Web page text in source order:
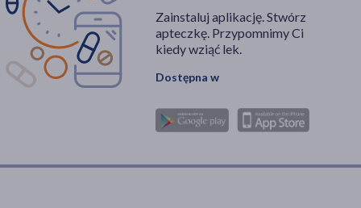
Zainstaluj aplikację. Stwórz
apteczkę. Przypomnimy Ci
kiedy wziąć lek.
Dostępna w